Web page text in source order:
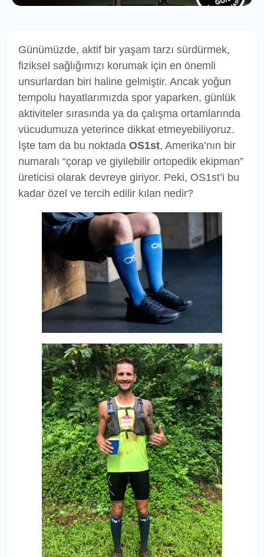
Günümüzde, aktif bir yaşam tarzı sürdürmek,
fiziksel sağlığımızı korumak için en önemli
unsurlardan biri haline gelmiştir. Ancak yoğun
tempolu hayatlarımızda spor yaparken, günlük
aktiviteler sırasında ya da çalışma ortamlarında
vücudumuza yeterince dikkat etmeyebiliyoruz.
İşte tam da bu noktada OS1st, Amerika’nın bir
numaralı “çorap ve giyilebilir ortopedik ekipman”
üreticisi olarak devreye giriyor. Peki, OS1st’i bu
kadar özel ve tercih edilir kılan nedir?